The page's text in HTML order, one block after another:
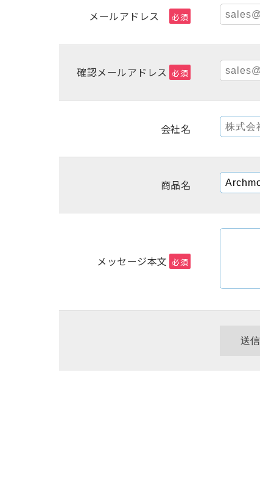
メールアドレス 必須
確認メールアドレス 必須
会社名
商品名
メッセージ本文 必須